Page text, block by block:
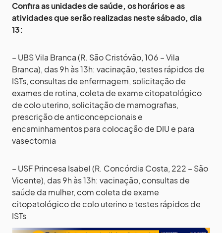
Confira as unidades de saúde, os horários e as
atividades que serão realizadas neste sábado, dia
13:
– UBS Vila Branca (R. São Cristóvão, 106 – Vila
Branca), das 9h às 13h: vacinação, testes rápidos de
ISTs, consultas de enfermagem, solicitação de
exames de rotina, coleta de exame citopatológico
de colo uterino, solicitação de mamografias,
prescrição de anticoncepcionais e
encaminhamentos para colocação de DIU e para
vasectomia
– USF Princesa Isabel (R. Concórdia Costa, 222 – São
Vicente), das 9h às 13h: vacinação, consultas de
saúde da mulher, com coleta de exame
citopatológico de colo uterino e testes rápidos de
ISTs